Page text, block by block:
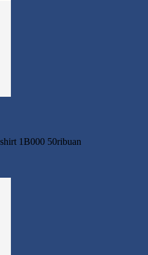
1B000 50ribuan